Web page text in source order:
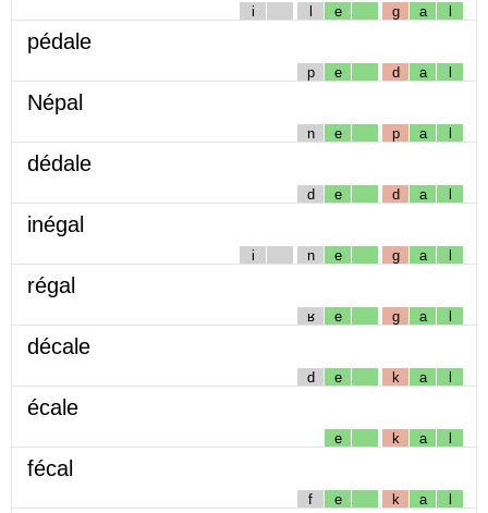
i l e g a l
pédale
p e d a l
Népal
n e p a l
dédale
d e d a l
inégal
i n e g a l
régal
ʁ e g a l
décale
d e k a l
écale
e k a l
fécal
f e k a l